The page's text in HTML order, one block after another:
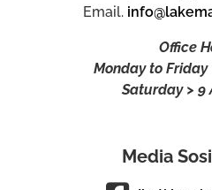
Email.
Office
Monday to Friday
Saturday > 9
Media